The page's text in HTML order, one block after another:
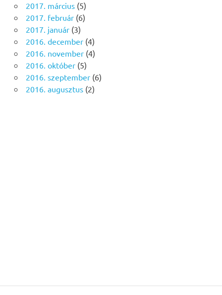
2017. március(5)
2017. február(6)
2017. január(3)
2016. december(4)
2016. november(4)
2016. október(5)
2016. szeptember(6)
2016. augusztus(2)